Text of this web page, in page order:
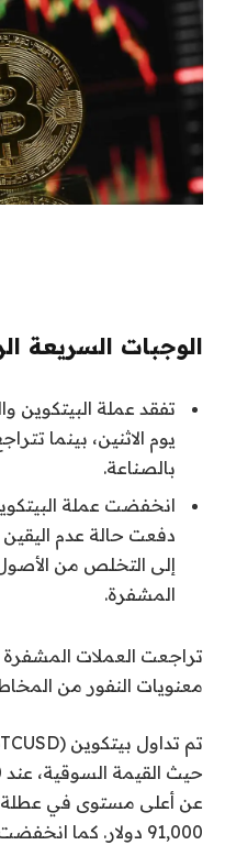
الوجبات السريعة
تفقد عملة البيتكوين
يوم الاثنين، بينما
بالصناعة.
انخفضت عملة
دفعت حالة عدم
إلى التخلص من
المشفرة.
تراجعت العملات المشفرة
معنويات النفور من
عن أعلى مستوى في عطلة
91,000 دولار. كما